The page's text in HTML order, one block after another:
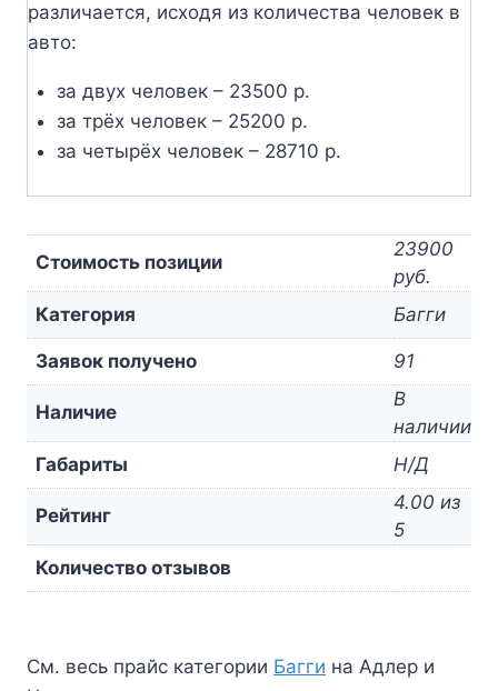
различается, исходя из количества человек в
авто:
за двух человек – 23500 р.
за трёх человек – 25200 р.
за четырёх человек – 28710 р.
Стоимость позиции
23900
руб.
Категория
Багги
Заявок получено 91
Наличие
В
наличии
Габариты
Н/Д
Рейтинг
4.00 из
5
Количество отзывов
См. весь прайс категории Багги на Адлер и